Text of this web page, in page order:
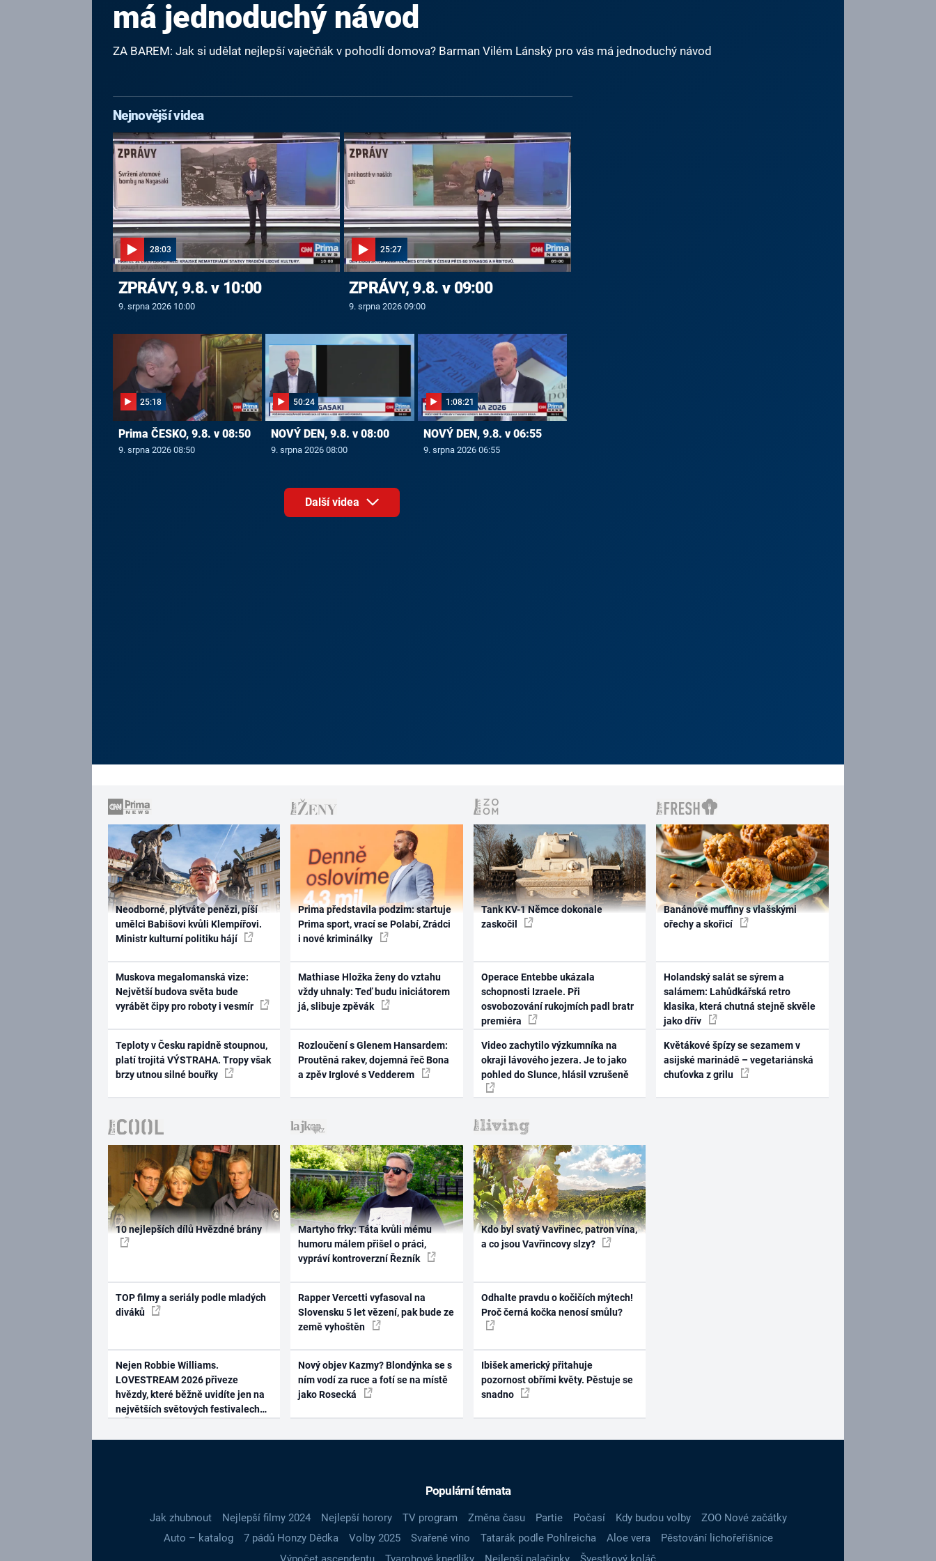
má jednoduchý návod
ZA BAREM: Jak si udělat nejlepší vaječňák v pohodlí domova? Barman Vilém Lánský pro vás má jednoduchý návod
Nejnovější videa
28:03
ZPRÁVY, 9.8. v 10:00
9. srpna 2026 10:00
25:27
ZPRÁVY, 9.8. v 09:00
9. srpna 2026 09:00
25:18
Prima ČESKO, 9.8. v 08:50
9. srpna 2026 08:50
50:24
NOVÝ DEN, 9.8. v 08:00
9. srpna 2026 08:00
1:08:21
NOVÝ DEN, 9.8. v 06:55
9. srpna 2026 06:55
Další videa
Neodborné, plýtváte penězi, píší
umělci Babišovi kvůli Klempířovi.
Ministr kulturní politiku hájí
Muskova megalomanská vize:
Největší budova světa bude
vyrábět čipy pro roboty i vesmír
Teploty v Česku rapidně stoupnou,
platí trojitá VÝSTRAHA. Tropy však
brzy utnou silné bouřky
Prima představila podzim: startuje
Prima sport, vrací se Polabí, Zrádci
i nové kriminálky
Mathiase Hložka ženy do vztahu
vždy uhnaly: Teď budu iniciátorem
já, slibuje zpěvák
Rozloučení s Glenem Hansardem:
Proutěná rakev, dojemná řeč Bona
a zpěv Irglové s Vedderem
Tank KV-1 Němce dokonale
zaskočil
Operace Entebbe ukázala
schopnosti Izraele. Při
osvobozování rukojmích padl bratr
premiéra
Video zachytilo výzkumníka na
okraji lávového jezera. Je to jako
pohled do Slunce, hlásil vzrušeně
Banánové muffiny s vlašskými
ořechy a skořicí
Holandský salát se sýrem a
salámem: Lahůdkářská retro
klasika, která chutná stejně skvěle
jako dřív
Květákové špízy se sezamem v
asijské marinádě – vegetariánská
chuťovka z grilu
10 nejlepších dílů Hvězdné brány
TOP filmy a seriály podle mladých
diváků
Nejen Robbie Williams.
LOVESTREAM 2026 přiveze
hvězdy, které běžně uvidíte jen na
největších světových festivalech
Martyho frky: Táta kvůli mému
humoru málem přišel o práci,
vypráví kontroverzní Řezník
Rapper Vercetti vyfasoval na
Slovensku 5 let vězení, pak bude ze
země vyhoštěn
Nový objev Kazmy? Blondýnka se s
ním vodí za ruce a fotí se na místě
jako Rosecká
Kdo byl svatý Vavřinec, patron vína,
a co jsou Vavřincovy slzy?
Odhalte pravdu o kočičích mýtech!
Proč černá kočka nenosí smůlu?
Ibišek americký přitahuje
pozornost obřími květy. Pěstuje se
snadno
Populární témata
Jak zhubnout Nejlepší filmy 2024 Nejlepší horory TV program Změna času Partie Počasí Kdy budou volby
ZOO Nové začátky
Auto – katalog
7 pádů Honzy Dědka Volby 2025 Svařené víno Tatarák podle Pohlreicha Aloe vera
Pěstování lichořeřišnice